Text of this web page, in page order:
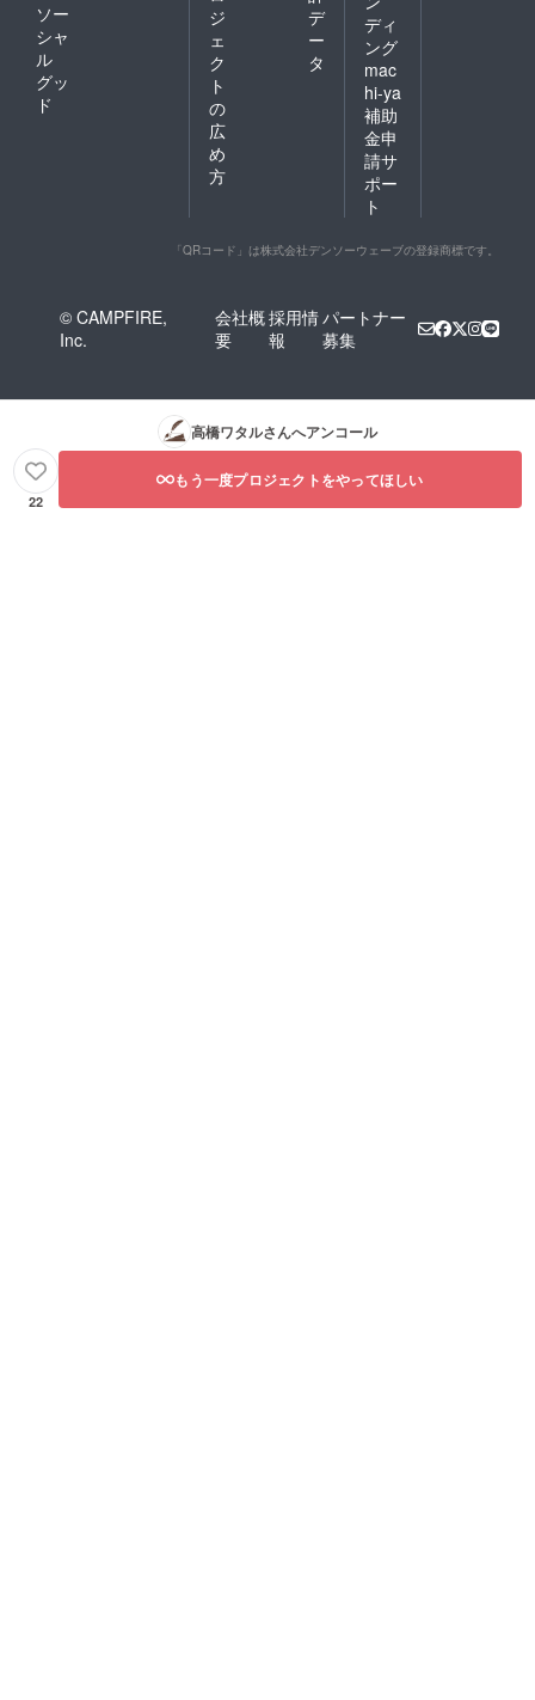
ソー
シャ
ル
グッ
ド
ジ
ェ
ク
ト
の
広
め
方
デ
ー
タ
ディ
ング
mac
hi-ya
補助
金申
請サ
ポー
ト
「QRコード」は株式会社デンソーウェーブの登録商標です。
© CAMPFIRE,
Inc.
会社概
要
採用情
報
パートナー
募集
高橋ワタルさんへアンコール
22
もう一度プロジェクトをやってほしい